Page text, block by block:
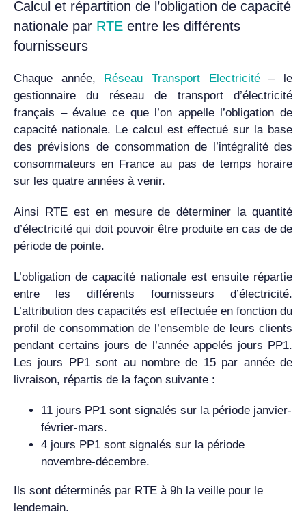
Calcul et répartition de l’obligation de capacité
nationale par RTEentre les différents
fournisseurs
Chaque année, Réseau Transport Electricité– le
gestionnaire du réseau de transport d’électricité
français – évalue ce que l’on appelle l’obligation de
capacité nationale. Le calcul est effectué sur la base
des prévisions de consommation de l’intégralité des
consommateurs en France au pas de temps horaire
sur les quatre années à venir.
Ainsi RTE est en mesure de déterminer la quantité
d’électricité qui doit pouvoir être produite en cas de de
période de pointe.
L’obligation de capacité nationale est ensuite répartie
entre les différents fournisseurs d’électricité.
L’attribution des capacités est effectuée en fonction du
profil de consommation de l’ensemble de leurs clients
pendant certains jours de l’année appelés jours PP1.
Les jours PP1 sont au nombre de 15 par année de
livraison, répartis de la façon suivante :
11 jours PP1 sont signalés sur la période janvier-
février-mars.
4 jours PP1 sont signalés sur la période
novembre-décembre.
Ils sont déterminés par RTE à 9h la veille pour le
lendemain.